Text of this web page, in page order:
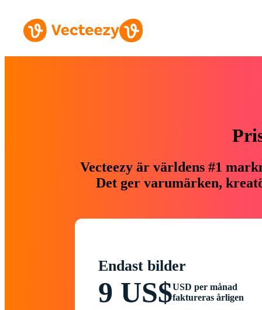
Vecteezy är världens #1
Det ger varumärken,
Endast bilder
9 US$USD per månad
faktureras årligen